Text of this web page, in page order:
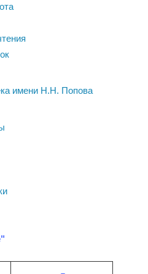
имени Н.Н. Попова